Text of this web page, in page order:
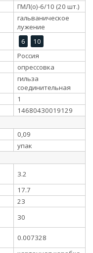
ГМЛ(о)-6/10 (20 шт.)
гальваническое
лужение
6
10
Россия
опрессовка
гильза
соединительная
1
14680430019129
0,09
упак
3.2
17.7
23
30
0.007328